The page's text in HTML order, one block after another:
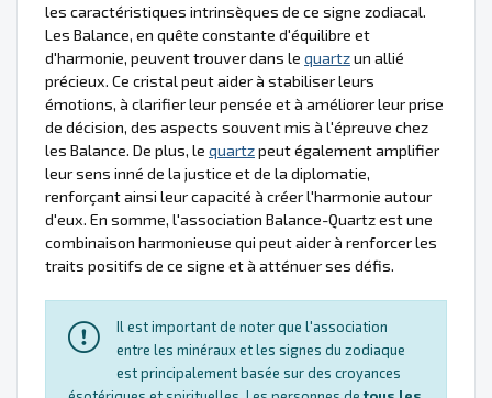
les caractéristiques intrinsèques de ce signe zodiacal.
Les Balance, en quête constante d'équilibre et
d'harmonie, peuvent trouver dans le quartzun allié
précieux. Ce cristal peut aider à stabiliser leurs
émotions, à clarifier leur pensée et à améliorer leur prise
de décision, des aspects souvent mis à l'épreuve chez
les Balance. De plus, le quartzpeut également amplifier
leur sens inné de la justice et de la diplomatie,
renforçant ainsi leur capacité à créer l'harmonie autour
d'eux. En somme, l'association Balance-Quartz est une
combinaison harmonieuse qui peut aider à renforcer les
traits positifs de ce signe et à atténuer ses défis.
Il est important de noter que l'association
entre les minéraux et les signes du zodiaque
est principalement basée sur des croyances